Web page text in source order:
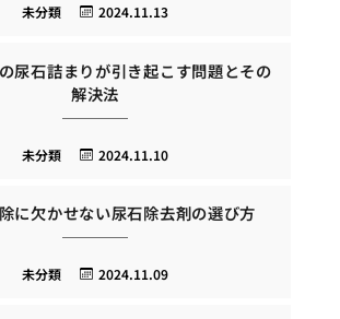
2024.11.13
未分類
尿石詰まりが引き起こす問題とその
解決法
2024.11.10
未分類
に欠かせない尿石除去剤の選び方
2024.11.09
未分類